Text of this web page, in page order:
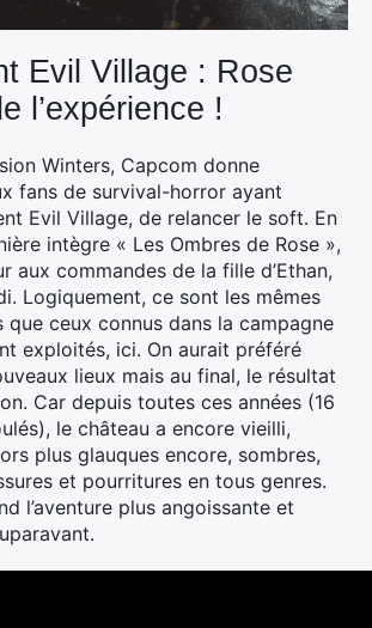
Evil Village : Rose
l’expérience !
Winters, Capcom donne
fans de survival-horror ayant
Evil Village, de relancer le soft. En
intègre « Les Ombres de Rose »,
aux commandes de la fille d’Ethan,
Logiquement, ce sont les mêmes
que ceux connus dans la campagne
exploités, ici. On aurait préféré
lieux mais au final, le résultat
Car depuis toutes ces années (16
le château a encore vieilli,
plus glauques encore, sombres,
et pourritures en tous genres.
l’aventure plus angoissante et